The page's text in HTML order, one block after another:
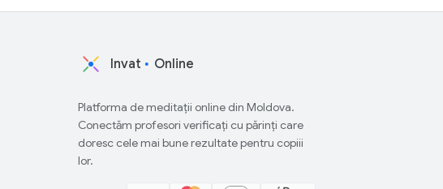
Invat Online
Platforma de meditații online din Moldova.
Conectăm profesori verificați cu părinți care
doresc cele mai bune rezultate pentru copiii
lor.